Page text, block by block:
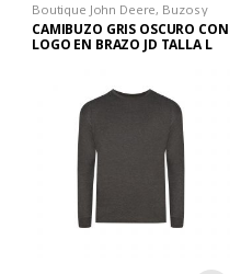
Boutique John Deere, Buzos y
Chaquetas H ,Hombre,Ropa H
CAMIBUZO GRIS OSCURO CON
LOGO EN BRAZO JD TALLA L